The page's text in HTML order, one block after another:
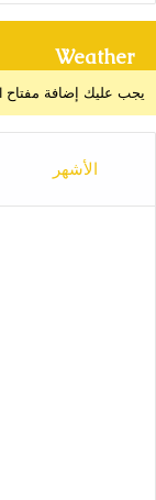
Weather
يجب عليك إضافة مفتاح API للطقس من خلال صفحة إعدادات القالب > الدمج
الأشهر